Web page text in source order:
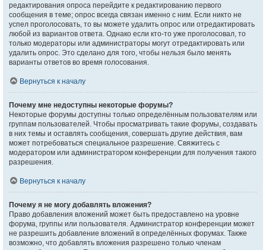
редактирования опроса перейдите к редактированию первого
сообщения в теме; опрос всегда связан именно с ним. Если никто не
успел проголосовать, то вы можете удалить опрос или отредактировать
любой из вариантов ответа. Однако если кто-то уже проголосовал, то
только модераторы или администраторы могут отредактировать или
удалить опрос. Это сделано для того, чтобы нельзя было менять
варианты ответов во время голосования.
Вернуться к началу
Почему мне недоступны некоторые форумы?
Некоторые форумы доступны только определённым пользователям или
группам пользователей. Чтобы просматривать такие форумы, создавать
в них темы и оставлять сообщения, совершать другие действия, вам
может потребоваться специальное разрешение. Свяжитесь с
модератором или администратором конференции для получения такого
разрешения.
Вернуться к началу
Почему я не могу добавлять вложения?
Право добавления вложений может быть предоставлено на уровне
форума, группы или пользователя. Администратор конференции может
не разрешить добавление вложений в определённых форумах. Также
возможно, что добавлять вложения разрешено только членам